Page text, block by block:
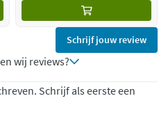
Schrijf jouw review
wij reviews?
Schrijf als eerste een